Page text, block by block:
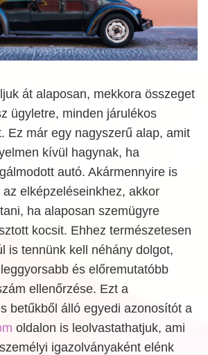
át alaposan, mekkora összeget
ügyletre, minden járulékos
Ez már egy nagyszerű alap, amit
kívül hagynak, ha
autó. Akármennyire is
elképzeléseinkhez, akkor
ha alaposan szemügyre
kocsit. Ehhez természetesen
is tennünk kell néhány dolgot,
és előremutatóbb
ellenőrzése. Ezt a
betűkből álló egyedi azonosítót a
oldalon is leolvastathatjuk, ami
igazolványaként elénk